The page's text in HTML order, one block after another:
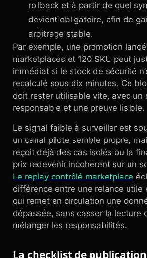
rollback et à partir de quel
devient obligatoire, afin de
arbitrage stable.
Par exemple, une promotion
marketplaces et 120 SKU peut
immédiat si le stock de sécurité
recalculé sous dix minutes. Ce
doit rester utilisable vite, avec un
responsable et une preuve lisible.
Le signal faible à surveiller est
un canal pilote semble propre,
reçoit déjà des cas isolés ou la
prix redevenir incohérent sur un
Le replay contrôlé marketplace
différence entre une relance utile
qui remet en circulation une
dépassée, sans casser la lecture
mélanger les responsabilités.
La checklist de